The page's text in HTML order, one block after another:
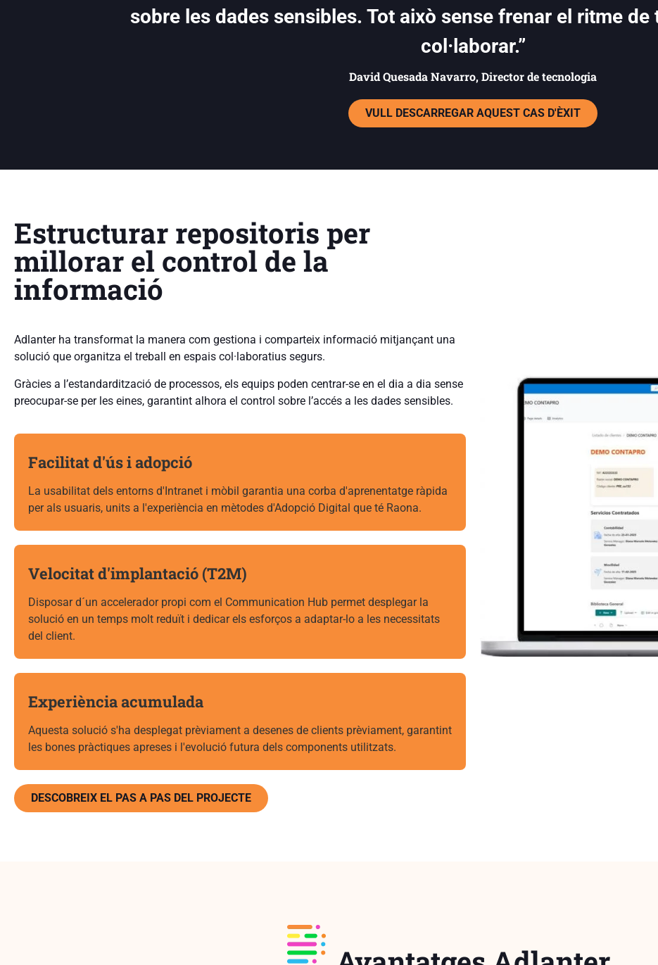
sobre les dades sensibles. Tot això sense frenar el ritme
col·laborar.”
David Quesada Navarro, Director de tecnologia
VULL DESCARREGAR AQUEST CAS D'ÈXIT
Estructurar repositoris per
millorar el control de la
informació
Adlanter ha transformat la manera com gestiona i comparteix informació mitjançant una
solució que organitza el treball en espais col·laboratius segurs.
Gràcies a l’estandardització de processos, els equips poden centrar-se en el dia a dia sense
preocupar-se per les eines, garantint alhora el control sobre l’accés a les dades sensibles.
Facilitat d'ús i adopció
La usabilitat dels entorns d'Intranet i mòbil garantia una corba d'aprenentatge ràpida
per als usuaris, units a l'experiència en mètodes d'Adopció Digital que té Raona.
Velocitat d'implantació (T2M)
Disposar d´un accelerador propi com el Communication Hub permet desplegar la
solució en un temps molt reduït i dedicar els esforços a adaptar-lo a les necessitats
del client.
Experiència acumulada
Aquesta solució s'ha desplegat prèviament a desenes de clients prèviament, garantint
les bones pràctiques apreses i l'evolució futura dels components utilitzats.
DESCOBREIX EL PAS A PAS DEL PROJECTE